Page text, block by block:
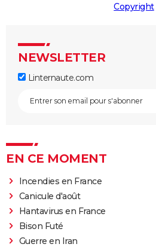
Copyright
NEWSLETTER
Linternaute.com
EN CE MOMENT
Incendies en France
Canicule d'août
Hantavirus en France
Bison Futé
Guerre en Iran